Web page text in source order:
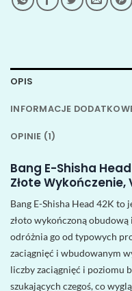
OPIS
INFORMACJE
OPINIE (1)
Bang E-Shisha
Złote Wykończenie,
Bang E-Shisha Head 42K to
złoto wykończoną
odróżnia go od typowych
zaciągnięć i wbudowanym
liczby zaciągnięć i poziomu
szukających czegoś, co